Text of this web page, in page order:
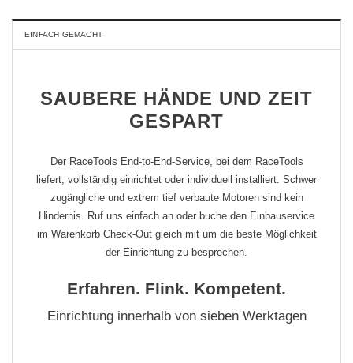
EINFACH GEMACHT
SAUBERE HÄNDE UND ZEIT
GESPART
Der RaceTools End-to-End-Service, bei dem RaceTools
liefert, vollständig einrichtet oder individuell installiert. Schwer
zugängliche und extrem tief verbaute Motoren sind kein
Hindernis. Ruf uns einfach an oder buche den Einbauservice
im Warenkorb Check-Out gleich mit um die beste Möglichkeit
der Einrichtung zu besprechen.
Erfahren. Flink. Kompetent.
Einrichtung innerhalb von sieben Werktagen